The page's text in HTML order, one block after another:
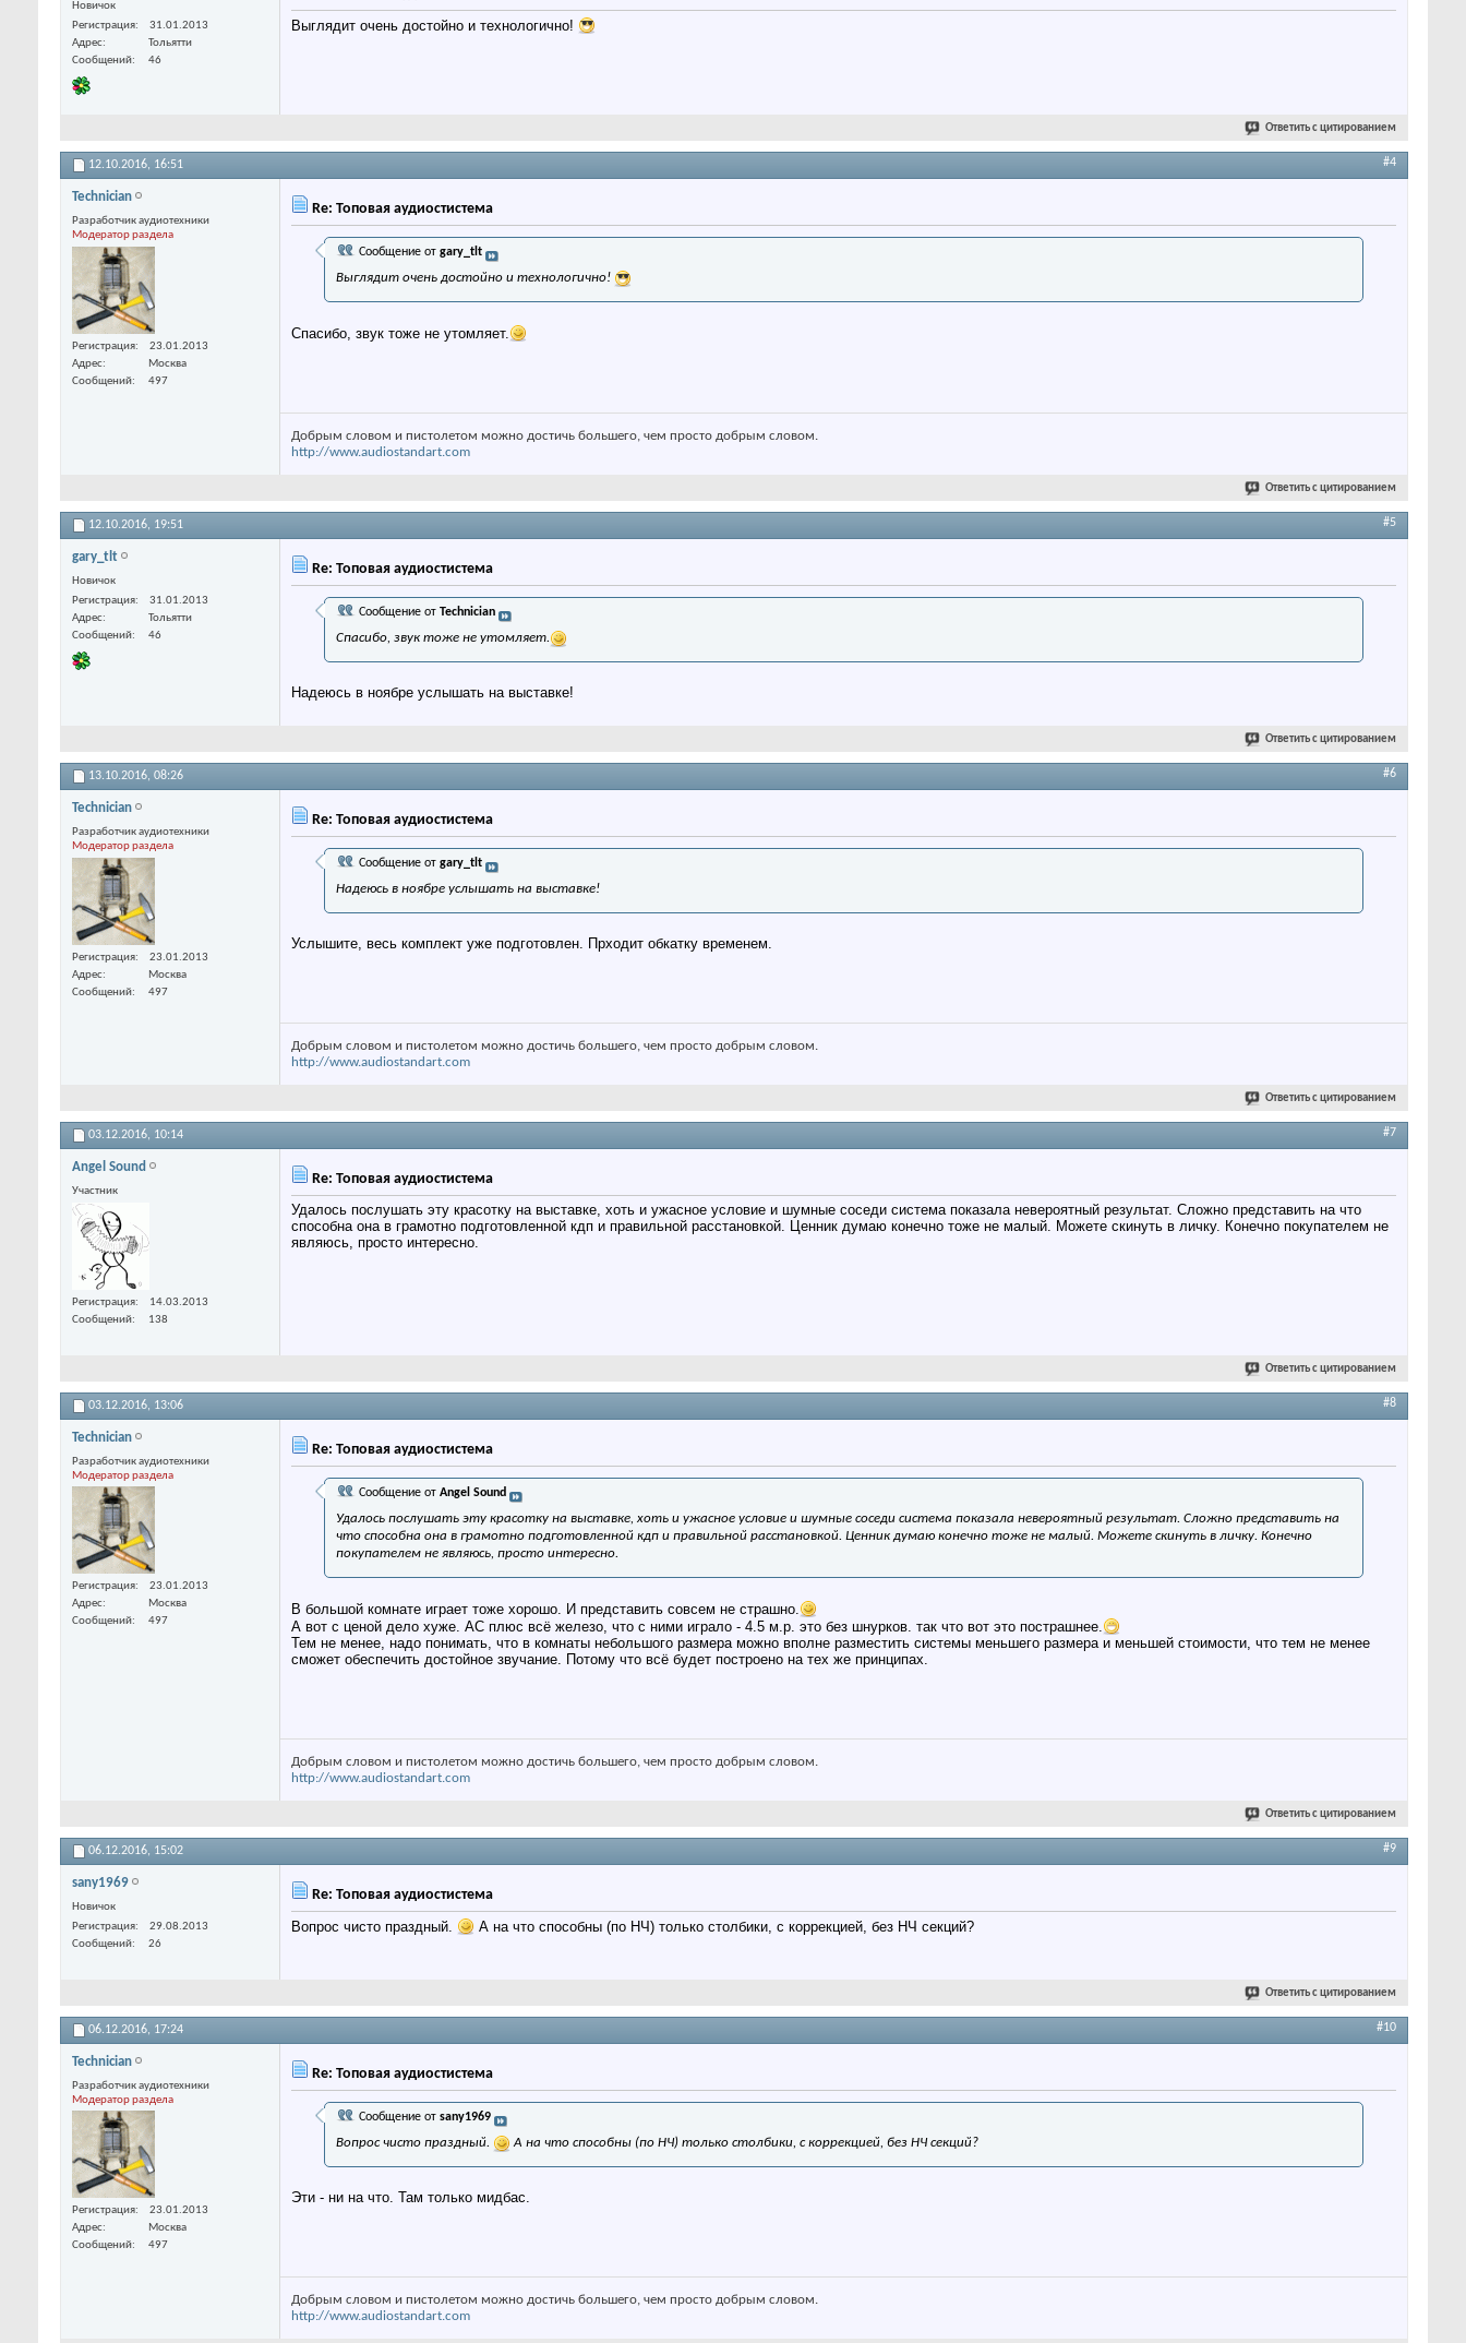
Новичок
Регистрация
31.01.2013
Адрес
Тольятти
Сообщений
46
Выглядит очень достойно и технологично!
Ответить с цитированием
12.10.2016, 16:51 #4
Technician
Разработчик аудиотехники
Модератор раздела
Регистрация
23.01.2013
Адрес
Москва
Сообщений
497
Re: Топовая аудиостистема
Сообщение от gary_tlt
Выглядит очень достойно и технологично!
Спасибо, звук тоже не утомляет.
Добрым словом и пистолетом можно достичь большего, чем просто добрым словом.
http://www.audiostandart.com
Ответить с цитированием
12.10.2016, 19:51 #5
gary_tlt
Новичок
Регистрация
31.01.2013
Адрес
Тольятти
Сообщений
46
Re: Топовая аудиостистема
Сообщение от Technician
Спасибо, звук тоже не утомляет.
Надеюсь в ноябре услышать на выставке!
Ответить с цитированием
13.10.2016, 08:26 #6
Technician
Разработчик аудиотехники
Модератор раздела
Регистрация
23.01.2013
Адрес
Москва
Сообщений
497
Re: Топовая аудиостистема
Сообщение от gary_tlt
Надеюсь в ноябре услышать на выставке!
Услышите, весь комплект уже подготовлен. Прходит обкатку временем.
Добрым словом и пистолетом можно достичь большего, чем просто добрым словом.
http://www.audiostandart.com
Ответить с цитированием
03.12.2016, 10:14 #7
Angel Sound
Участник
Регистрация
14.03.2013
Сообщений
138
Re: Топовая аудиостистема
Удалось послушать эту красотку на выставке, хоть и ужасное условие и шумные соседи система показала невероятный результат. Сложно представить на что
способна она в грамотно подготовленной кдп и правильной расстановкой. Ценник думаю конечно тоже не малый. Можете скинуть в личку. Конечно покупателем не
являюсь, просто интересно.
Ответить с цитированием
03.12.2016, 13:06 #8
Technician
Разработчик аудиотехники
Модератор раздела
Регистрация
23.01.2013
Адрес
Москва
Сообщений
497
Re: Топовая аудиостистема
Сообщение от Angel Sound
Удалось послушать эту красотку на выставке, хоть и ужасное условие и шумные соседи система показала невероятный результат. Сложно представить на
что способна она в грамотно подготовленной кдп и правильной расстановкой. Ценник думаю конечно тоже не малый. Можете скинуть в личку. Конечно
покупателем не являюсь, просто интересно.
В большой комнате играет тоже хорошо. И представить совсем не страшно.
А вот с ценой дело хуже. АС плюс всё железо, что с ними играло - 4.5 м.р. это без шнурков. так что вот это пострашнее.
Тем не менее, надо понимать, что в комнаты небольшого размера можно вполне разместить системы меньшего размера и меньшей стоимости, что тем не менее
сможет обеспечить достойное звучание. Потому что всё будет построено на тех же принципах.
Добрым словом и пистолетом можно достичь большего, чем просто добрым словом.
http://www.audiostandart.com
Ответить с цитированием
06.12.2016, 15:02 #9
sany1969
Новичок
Регистрация
29.08.2013
Сообщений
26
Re: Топовая аудиостистема
Вопрос чисто праздный.
А на что способны (по НЧ) только столбики, с коррекцией, без НЧ секций?
Ответить с цитированием
06.12.2016, 17:24 #10
Technician
Разработчик аудиотехники
Модератор раздела
Регистрация
23.01.2013
Адрес
Москва
Сообщений
497
Re: Топовая аудиостистема
Сообщение от sany1969
Вопрос чисто праздный. А на что способны (по НЧ) только столбики, с коррекцией, без НЧ секций?
Эти - ни на что. Там только мидбас.
Добрым словом и пистолетом можно достичь большего, чем просто добрым словом.
http://www.audiostandart.com